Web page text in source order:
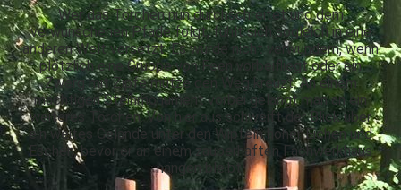
Wer das Törchen nun durchschreitet und dem
verwunschenen Pfade folgt, fühlt sich sogleich in eine
anderen Welt versetzt. Es würde nicht verwundern, wenn
plötzlich eine Gruppe von Feen vorbeifliegt oder ein
Zwerg mit Zipfelmütze den Weg kreuzt. An einem
mächtigen Steinmonument vorbei gelangt man an ein
weiteres Törchen. Von hier aus schweift der Blick über
ein weites Gelände unter den Wipfeln hoher Eichen und
Eschen, bevor er an einem zauberhaften Fachwerkhaus
hängen bleibt.